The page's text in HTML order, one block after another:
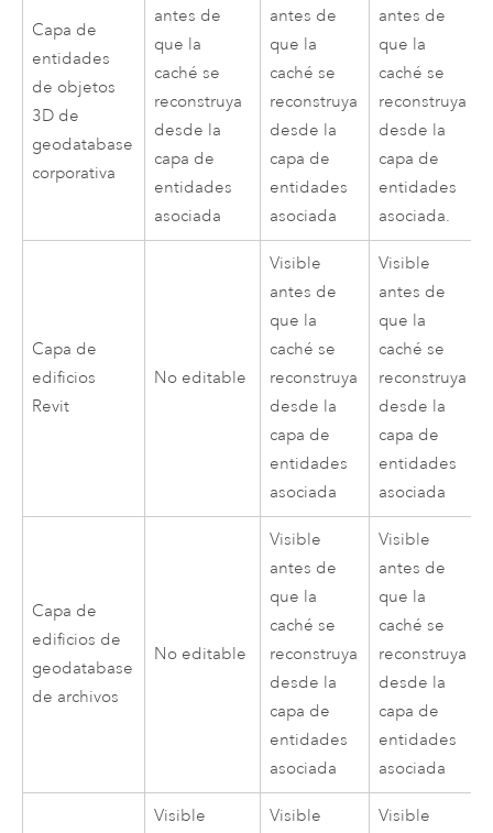
Capa de
entidades
de objetos
3D de
geodatabase
corporativa
antes de
que la
caché se
reconstruya
desde la
capa de
entidades
asociada
antes de
que la
caché se
reconstruya
desde la
capa de
entidades
asociada
antes de
que la
caché se
reconstruya
desde la
capa de
entidades
asociada.
Capa de
edificios
Revit
No editable
Visible
antes de
que la
caché se
reconstruya
desde la
capa de
entidades
asociada
Visible
antes de
que la
caché se
reconstruya
desde la
capa de
entidades
asociada
Capa de
edificios de
geodatabase
de archivos
No editable
Visible
antes de
que la
caché se
reconstruya
desde la
capa de
entidades
asociada
Visible
antes de
que la
caché se
reconstruya
desde la
capa de
entidades
asociada
Visible
Visible
Visible